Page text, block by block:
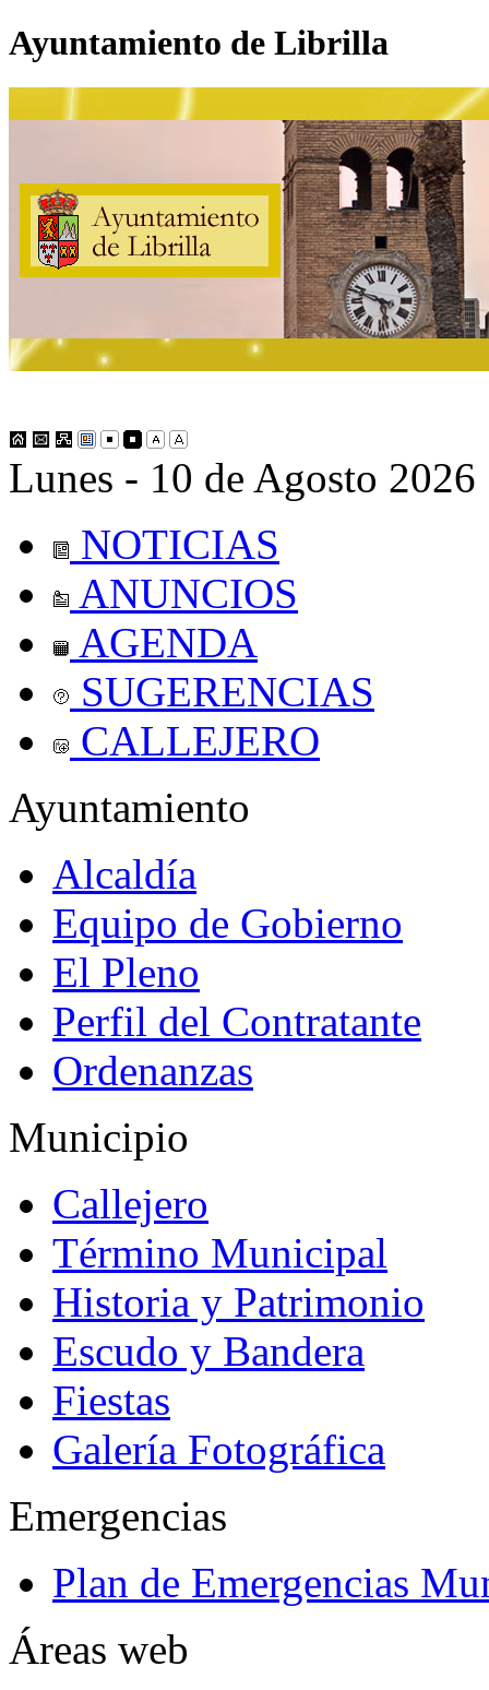
Ayuntamiento de Librilla
Lunes - 10 de Agosto 2026
NOTICIAS
ANUNCIOS
AGENDA
SUGERENCIAS
CALLEJERO
Ayuntamiento
Alcaldía
Equipo de Gobierno
El Pleno
Perfil del Contratante
Ordenanzas
Municipio
Callejero
Término Municipal
Historia y Patrimonio
Escudo y Bandera
Fiestas
Galería Fotográfica
Emergencias
Plan de Emergencias
Áreas web